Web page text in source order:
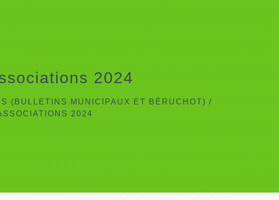
2024
(BULLETINS MUNICIPAUX ET BÉRUCHOT)/
2024